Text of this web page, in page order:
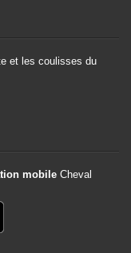
et les coulisses du
mobile Cheval